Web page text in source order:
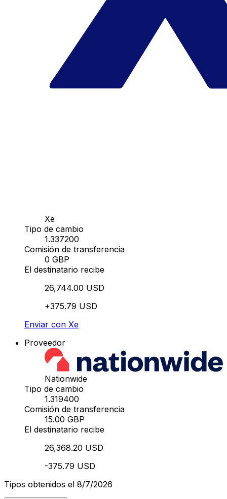
Xe
Tipo de cambio
1.337200
Comisión de transferencia
0 GBP
El destinatario recibe
26,744.00 USD
+375.79 USD
Enviar con Xe
Proveedor
Nationwide
Tipo de cambio
1.319400
Comisión de transferencia
15.00 GBP
El destinatario recibe
26,368.20 USD
-375.79 USD
Tipos obtenidos el 8/7/2026